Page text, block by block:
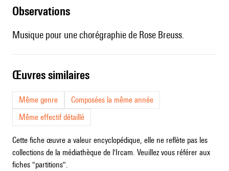
observations
Musique pour une chorégraphie de Rose Breuss.
œuvres similaires
Même genre
Composées la même année
Même effectif détaillé
Cette fiche œuvre a valeur encyclopédique, elle ne reflète pas les
collections de la médiathèque de l'Ircam. Veuillez vous référer aux
fiches "partitions".